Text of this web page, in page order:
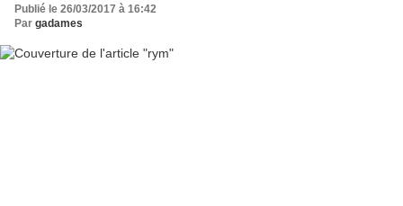
Publié le 26/03/2017 à 16:42
Par gadames